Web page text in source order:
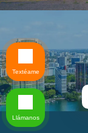
Textéame
Llámanos